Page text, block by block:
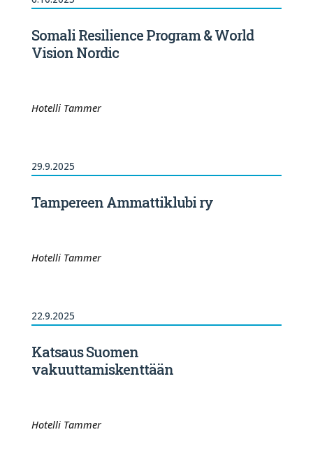
Somali Resilience Program & World
Vision Nordic
Hotelli Tammer
29.9.2025
Tampereen Ammattiklubi ry
Hotelli Tammer
22.9.2025
Katsaus Suomen
vakuuttamiskenttään
Hotelli Tammer